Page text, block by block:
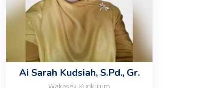
Ai Sarah Kudsiah, S.Pd., Gr.